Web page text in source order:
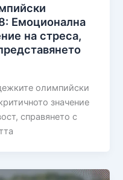
Емоционална
на стреса,
олимпийски
значение
справянето с